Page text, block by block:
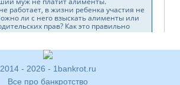
2014 - 2026 - 1bankrot.ru
Все про банкротство